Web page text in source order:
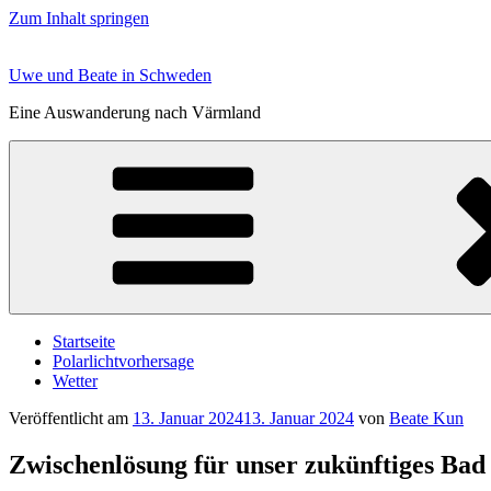
Zum Inhalt springen
Uwe und Beate in Schweden
Eine Auswanderung nach Värmland
Startseite
Polarlichtvorhersage
Wetter
Veröffentlicht am 13. Januar 202413. Januar 2024 von Beate Kun
Zwischenlösung für unser zukünftiges Bad